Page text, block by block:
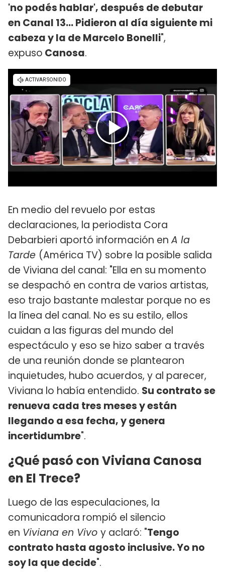
'no podés hablar', después de debutar
en Canal 13... Pidieron al día siguiente mi
cabeza y la de Marcelo Bonelli",
expuso Canosa.
En medio del revuelo por estas
declaraciones, la periodista Cora
Debarbieri aportó información enA la
Tarde (América TV) sobre la posible salida
de Viviana del canal: "Ella en su momento
se despachó en contra de varios artistas,
eso trajo bastante malestar porque no es
la línea del canal. No es su estilo, ellos
cuidan a las figuras del mundo del
espectáculo y eso se hizo saber a través
de una reunión donde se plantearon
inquietudes, hubo acuerdos, y al parecer,
Viviana lo había entendido. Su contrato se
renueva cada tres meses y están
llegando a esa fecha, y genera
incertidumbre".
¿Qué pasó con Viviana Canosa
en El Trece?
Luego de las especulaciones, la
comunicadora rompió el silencio
en Viviana en Vivo y aclaró: "Tengo
contrato hasta agosto inclusive. Yo no
soy la que decide".